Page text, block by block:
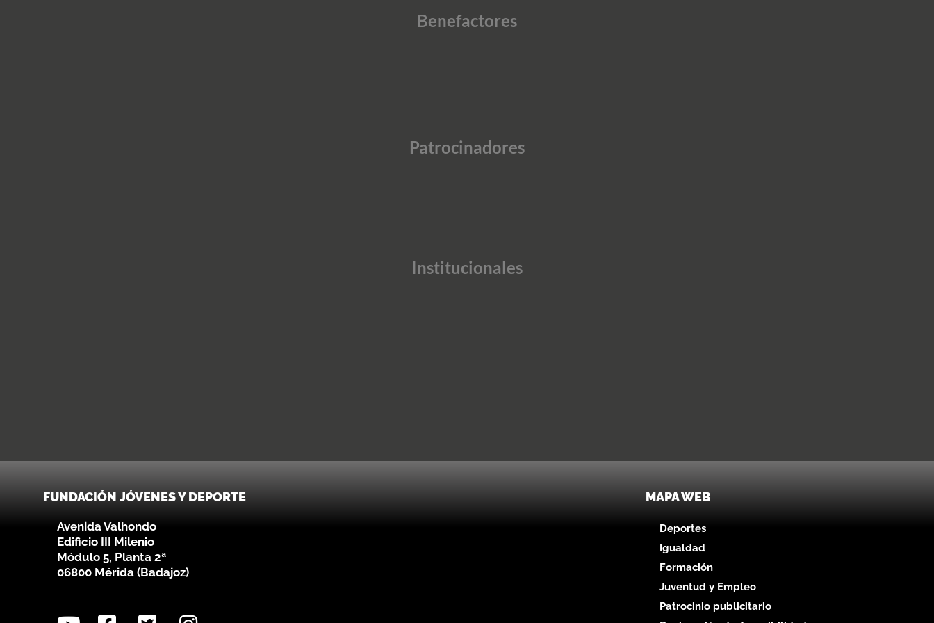
Benefactores
Patrocinadores
Institucionales
FUNDACIÓN JÓVENES Y DEPORTE
Avenida Valhondo
Edificio III Milenio
Módulo 5, Planta 2ª
06800 Mérida (Badajoz)
MAPA WEB
Deportes
Igualdad
Formación
Juventud y Empleo
Patrocinio publicitario